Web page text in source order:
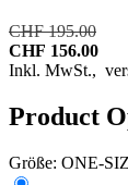
CHF 195.00
CHF 156.00
Inkl. MwSt.,
Product
Größe: ONE-